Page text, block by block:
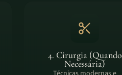
4. Cirurgia (Quando
Necessária)